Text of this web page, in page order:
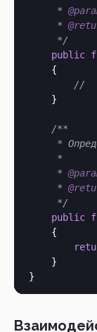
     *
     *
     */
public
    {
//
    }
/**
*
     *
     *
     *
     */
public
    {
    }